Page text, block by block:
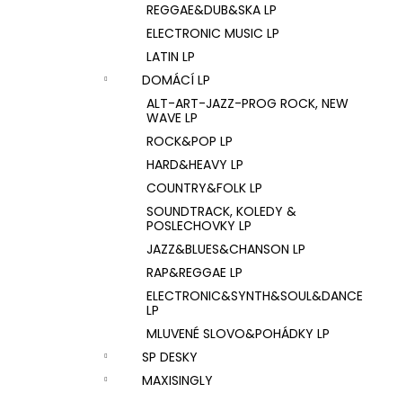
REGGAE&DUB&SKA LP
ELECTRONIC MUSIC LP
LATIN LP
DOMÁCÍ LP
ALT-ART-JAZZ-PROG ROCK, NEW
WAVE LP
ROCK&POP LP
HARD&HEAVY LP
COUNTRY&FOLK LP
SOUNDTRACK, KOLEDY &
POSLECHOVKY LP
JAZZ&BLUES&CHANSON LP
RAP&REGGAE LP
ELECTRONIC&SYNTH&SOUL&DANCE
LP
MLUVENÉ SLOVO&POHÁDKY LP
SP DESKY
MAXISINGLY